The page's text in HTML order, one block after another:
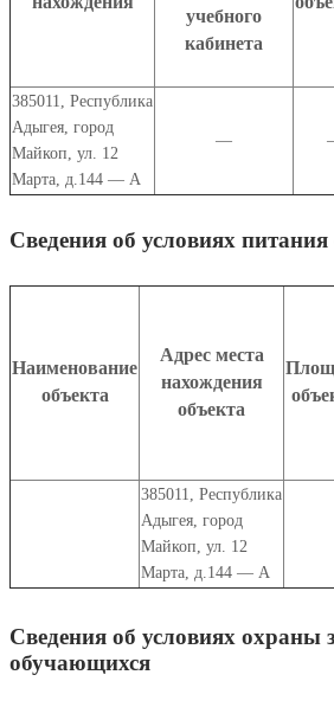
учебного
кабинета
385011
Республика
Адыгея город
Майкоп ул. 12
Марта, д.144 — А
—
Сведения об условиях
Наименование
объекта
Адрес места
нахождения
объекта
385011
Республика
Адыгея город
Майкоп ул. 12
Марта, д.144 — А
Сведения об условиях охраны
обучающихся